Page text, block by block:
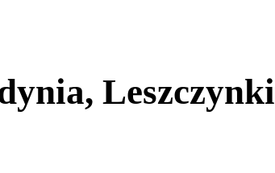
Leszczynki